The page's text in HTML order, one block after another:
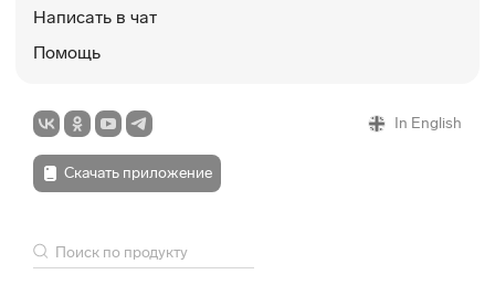
Написать в чат
Помощь
In English
Скачать приложение